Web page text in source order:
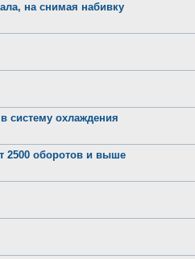
на снимая набивку
систему охлаждения
2500 оборотов и выше